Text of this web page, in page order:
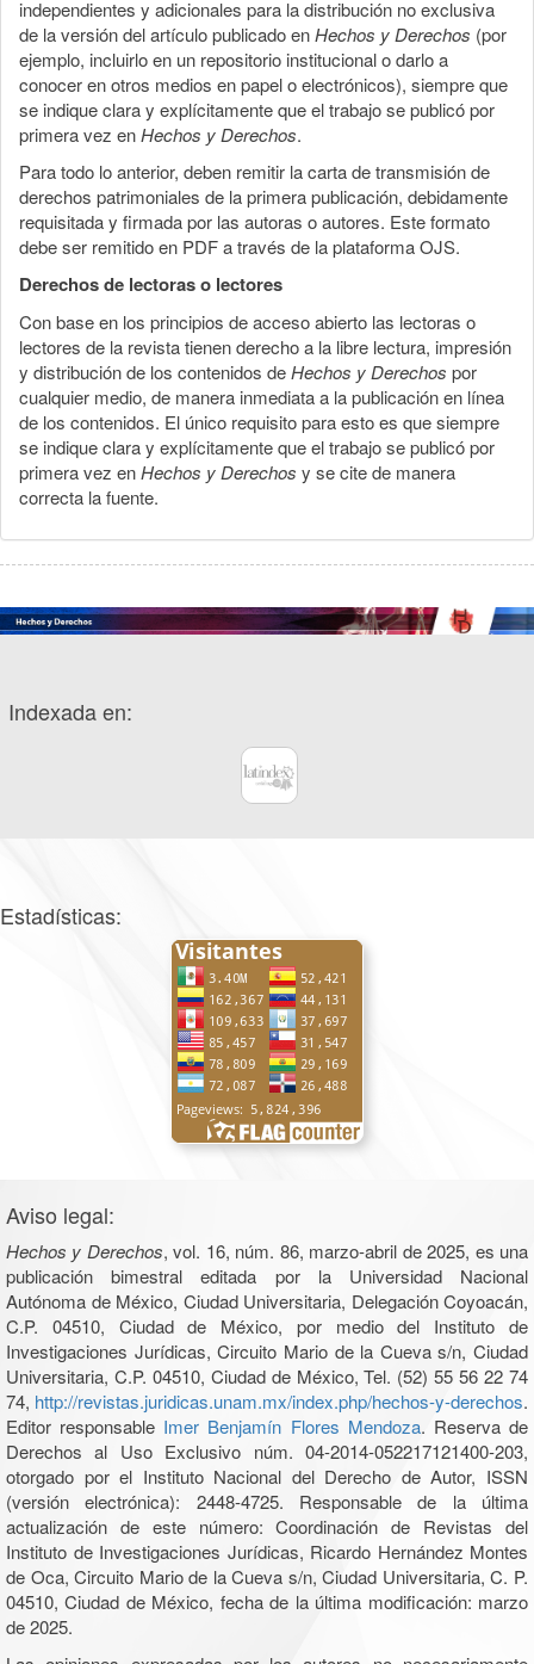
independientes y adicionales para la distribución no exclusiva
de la versión del artículo publicado enHechos y Derechos (por
ejemplo, incluirlo en un repositorio institucional o darlo a
conocer en otros medios en papel o electrónicos), siempre que
se indique clara y explícitamente que el trabajo se publicó por
primera vez enHechos y Derechos.
Para todo lo anterior, deben remitir la carta de transmisión de
derechos patrimoniales de la primera publicación, debidamente
requisitada y firmada por las autoras o autores. Este formato
debe ser remitido en PDF a través de la plataforma OJS.
Derechos de lectoras o lectores
Con base en los principios de acceso abierto las lectoras o
lectores de la revista tienen derecho a la libre lectura, impresión
y distribución de los contenidos deHechos y Derechos por
cualquier medio, de manera inmediata a la publicación en línea
de los contenidos. El único requisito para esto es que siempre
se indique clara y explícitamente que el trabajo se publicó por
primera vez enHechos y Derechos y se cite de manera
correcta la fuente.
Indexada en:
Estadísticas:
Aviso legal:
Hechos y Derechos, vol. 16, núm. 86, marzo-abril de 2025, es una
publicación bimestral editada por la Universidad Nacional
Autónoma de México, Ciudad Universitaria, Delegación Coyoacán,
C.P. 04510, Ciudad de México, por medio del Instituto de
Investigaciones Jurídicas, Circuito Mario de la Cueva s/n, Ciudad
Universitaria, C.P. 04510, Ciudad de México, Tel. (52) 55 56 22 74
74, http://revistas.juridicas.unam.mx/index.php/hechos-y-derechos.
Editor responsable Imer Benjamín Flores Mendoza. Reserva de
Derechos al Uso Exclusivo núm. 04-2014-052217121400-203,
otorgado por el Instituto Nacional del Derecho de Autor, ISSN
(versión electrónica): 2448-4725. Responsable de la última
actualización de este número: Coordinación de Revistas del
Instituto de Investigaciones Jurídicas, Ricardo Hernández Montes
de Oca, Circuito Mario de la Cueva s/n, Ciudad Universitaria, C. P.
04510, Ciudad de México, fecha de la última modificación: marzo
de 2025.